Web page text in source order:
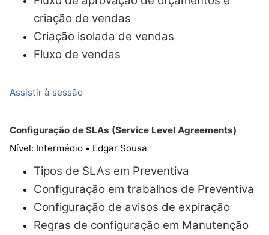
criação de vendas
Criação isolada de vendas
Fluxo de vendas
Assistir à sessão
Configuração de SLAs (Service Level Agreements)
Nível: Intermédio • Edgar Sousa
Tipos de SLAs em Preventiva
Configuração em trabalhos de Preventiva
Configuração de avisos de expiração
Regras de configuração em Manutenção